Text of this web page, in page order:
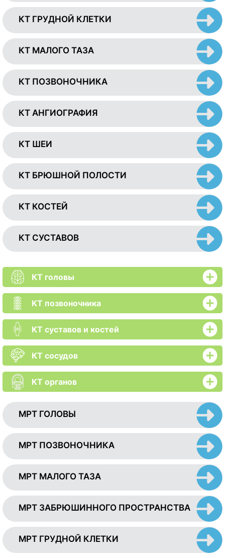
КТ ГРУДНОЙ КЛЕТКИ
КТ МАЛОГО ТАЗА
КТ ПОЗВОНОЧНИКА
КТ АНГИОГРАФИЯ
КТ ШЕИ
КТ БРЮШНОЙ ПОЛОСТИ
КТ КОСТЕЙ
КТ СУСТАВОВ
КТ головы
КТ позвоночника
КТ суставов и костей
КТ сосудов
КТ органов
МРТ ГОЛОВЫ
МРТ ПОЗВОНОЧНИКА
МРТ МАЛОГО ТАЗА
МРТ ЗАБРЮШИННОГО ПРОСТРАНСТВА
МРТ ГРУДНОЙ КЛЕТКИ